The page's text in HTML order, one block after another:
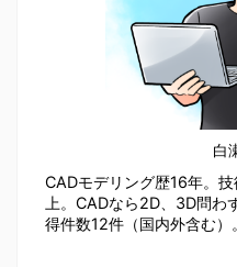
白
CADモデリング歴16年。
上。CADなら2D、3D問わ
得件数12件（国内外含む）。